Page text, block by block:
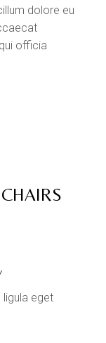
dolore eu
officia
eget